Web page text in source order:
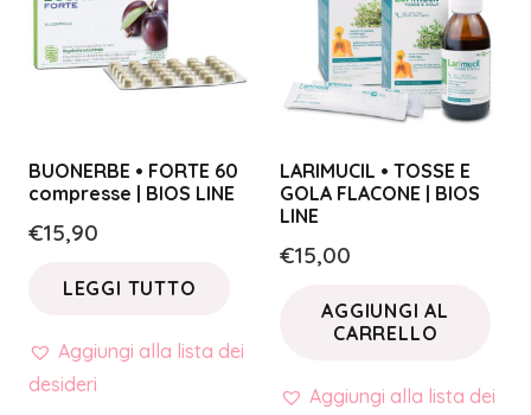
BUONERBE • FORTE 60
compresse | BIOS LINE
€15,90
LEGGI TUTTO
Aggiungi alla lista dei
desideri
LARIMUCIL • TOSSE E
GOLA FLACONE | BIOS
LINE
€15,00
AGGIUNGI AL
CARRELLO
Aggiungi alla lista dei